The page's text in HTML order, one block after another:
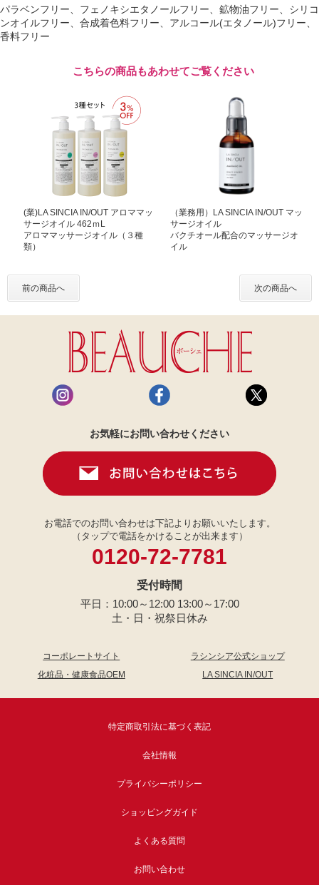
パラベンフリー、フェノキシエタノールフリー、鉱物油フリー、シリコ
ンオイルフリー、合成着色料フリー、アルコール(エタノール)フリー、
香料フリー
こちらの商品もあわせてご覧ください
(業)LA SINCIA IN/OUT アロママッ
サージオイル 462ｍL
アロママッサージオイル（３種
類）
（業務用）LA SINCIA IN/OUT マッ
サージオイル
バクチオール配合のマッサージオ
イル
前の商品へ 次の商品へ
お気軽にお問い合わせください
お電話でのお問い合わせは下記よりお願いいたします。
（タップで電話をかけることが出来ます）
0120-72-7781
受付時間
平日：10:00～12:00 13:00～17:00
土・日・祝祭日休み
コーポレートサイト
ラシンシア公式ショップ
化粧品・健康食品OEM
LA SINCIA IN/OUT
特定商取引法に基づく表記
会社情報
プライバシーポリシー
ショッピングガイド
よくある質問
お問い合わせ